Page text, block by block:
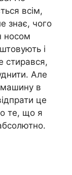
всім,
знає, чого
носом
і
стирався,
Але
в
це
те, що я